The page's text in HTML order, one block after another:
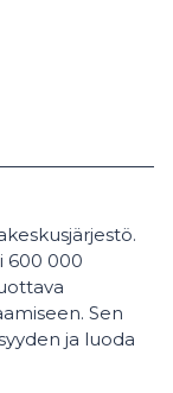
600 000
Sen
ja luoda